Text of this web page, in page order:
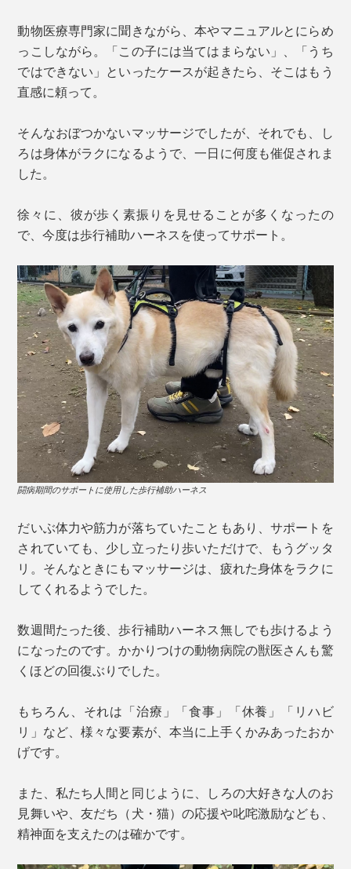
動物医療専門家に聞きながら、本やマニュアルとにらめ
っこしながら。「この子には当てはまらない」、「うち
ではできない」といったケースが起きたら、そこはもう
直感に頼って。
そんなおぼつかないマッサージでしたが、それでも、し
ろは身体がラクになるようで、一日に何度も催促されま
した。
徐々に、彼が歩く素振りを見せることが多くなったの
で、今度は歩行補助ハーネスを使ってサポート。
闘病期間のサポートに使用した歩行補助ハーネス
だいぶ体力や筋力が落ちていたこともあり、サポートを
されていても、少し立ったり歩いただけで、もうグッタ
リ。そんなときにもマッサージは、疲れた身体をラクに
してくれるようでした。
数週間たった後、歩行補助ハーネス無しでも歩けるよう
になったのです。かかりつけの動物病院の獣医さんも驚
くほどの回復ぶりでした。
もちろん、それは「治療」「食事」「休養」「リハビ
リ」など、様々な要素が、本当に上手くかみあったおか
げです。
また、私たち人間と同じように、しろの大好きな人のお
見舞いや、友だち（犬・猫）の応援や叱咤激励なども、
精神面を支えたのは確かです。